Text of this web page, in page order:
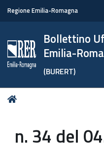
Regione Emilia-Romagna
Bollettino
Emilia-
(BURERT)
Tu
n. 34 del